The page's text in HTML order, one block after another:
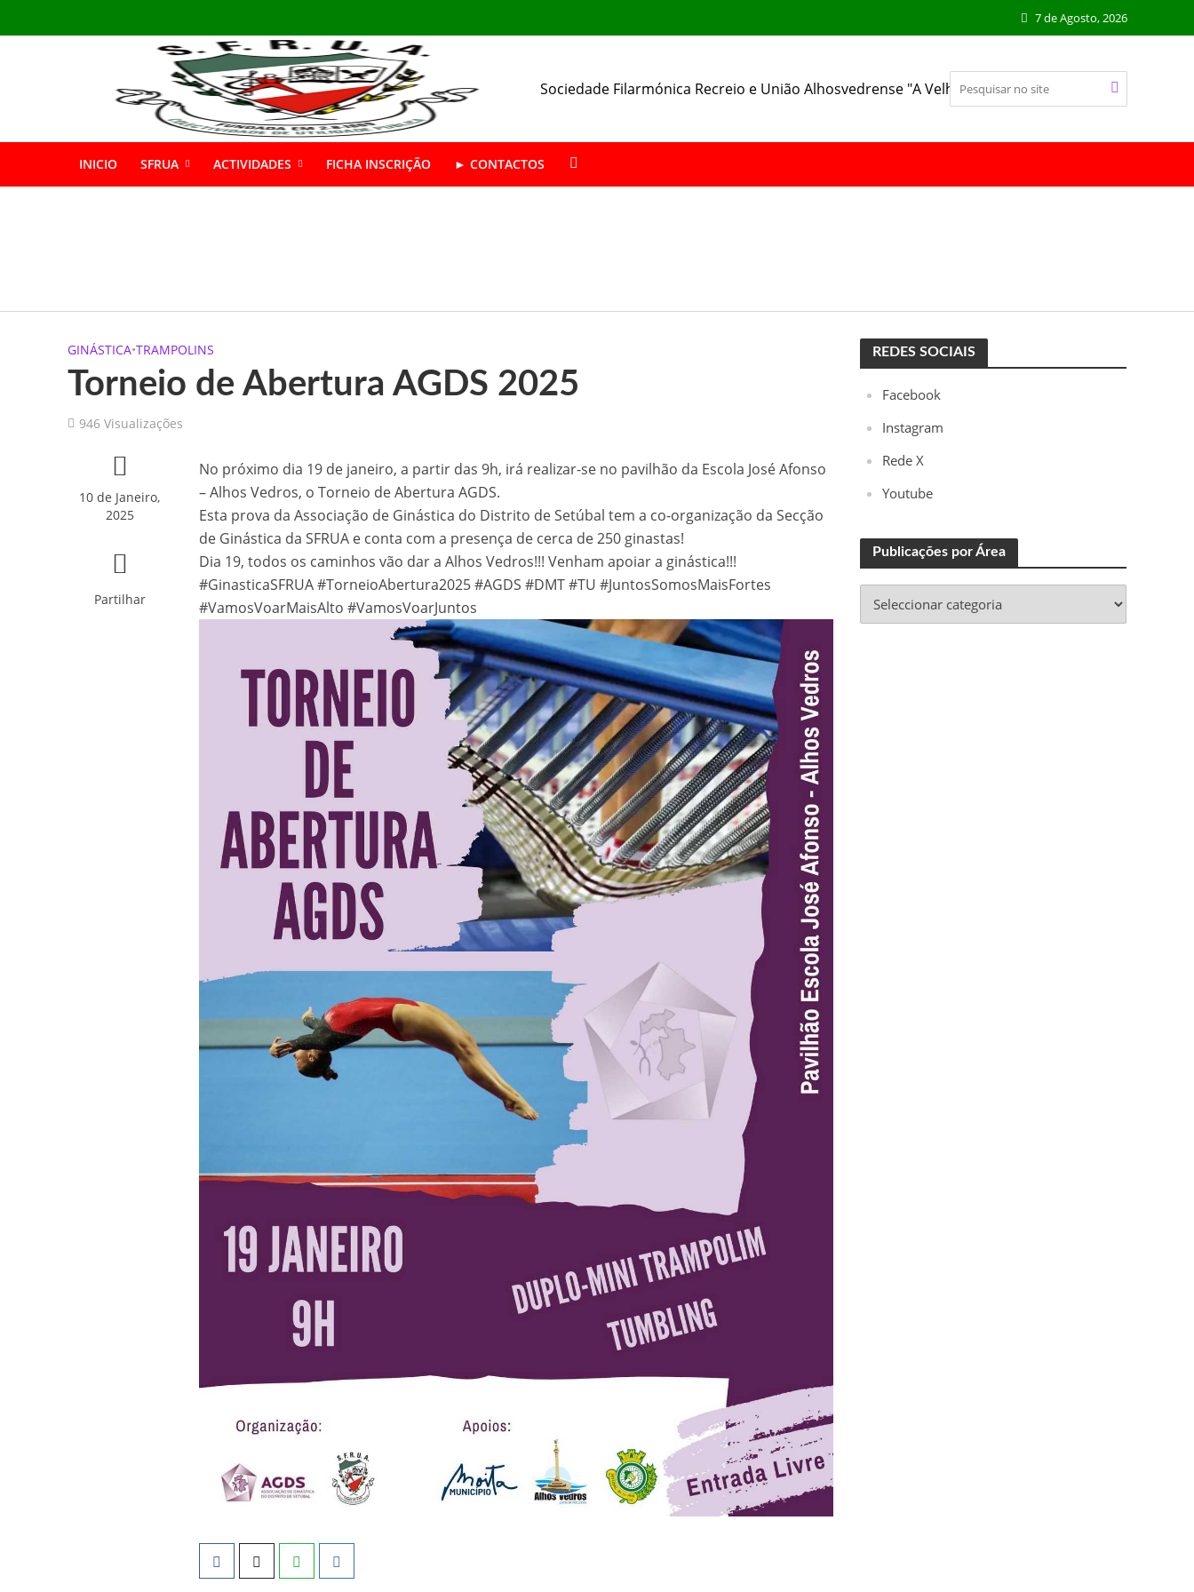
7 de Agosto, 2026
Sociedade Filarmónica Recreio e União Alhosvedrense "A Velhinha"
INICIO SFRUA ACTIVIDADES FICHA INSCRIÇÃO ► CONTACTOS
A SFRUA assinalou o seu 157.º aniversário.
Convite: 157º Aniversário da SFRUA “A Velhinha” – 2 agosto – 21:30h – Sede
A Nossa Sede em Transformação!
Patinagem: 7os Testes Distritais
Novidades sobre o Bar
Fotos: Capoeira 2026
Fotos: Torneio Intercalar de Formação 2026 (Patinagem)
Fotos: Ballet “Era uma vez o Mundo”
SFRUA brilhou no 12.º Torneio João Cruz de Trampolim Individual
Campeonato Distrital de Patinagem Livre 2026
🥋 Aula Especial – Dia da Mãe 💙
Trampolins: Qualificativa Regional Sul TRI
Inês Reis – Vice-Campeã Nacional de Duplo-mini Trampolim
Assembleia Geral aprovou por unanimidade o Relatório e Contas de 2025
Inês Reis conquista Bronze por equipas no Europeu de Ginástica de Trampolins
GINÁSTICA•TRAMPOLINS
Torneio de Abertura AGDS 2025
946 Visualizações
10 de Janeiro,
2025
Partilhar
No próximo dia 19 de janeiro, a partir das 9h, irá realizar-se no pavilhão da Escola José Afonso
– Alhos Vedros, o Torneio de Abertura AGDS.
Esta prova da Associação de Ginástica do Distrito de Setúbal tem a co-organização da Secção
de Ginástica da SFRUA e conta com a presença de cerca de 250 ginastas!
Dia 19, todos os caminhos vão dar a Alhos Vedros!!! Venham apoiar a ginástica!!!
#GinasticaSFRUA #TorneioAbertura2025 #AGDS #DMT #TU #JuntosSomosMaisFortes
#VamosVoarMaisAlto #VamosVoarJuntos
REDES SOCIAIS
Facebook
Instagram
Rede X
Youtube
Publicações por Área